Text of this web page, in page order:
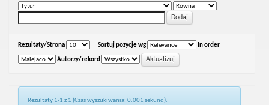
Rezultaty/Strona Sortuj pozycje wg In order
Autorzy/rekord
Rezultaty 1-1 z 1 (Czas wyszukiwania: 0.001 sekund).